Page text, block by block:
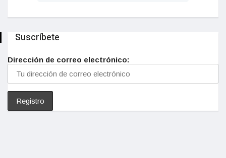
Suscríbete
Dirección de correo electrónico: